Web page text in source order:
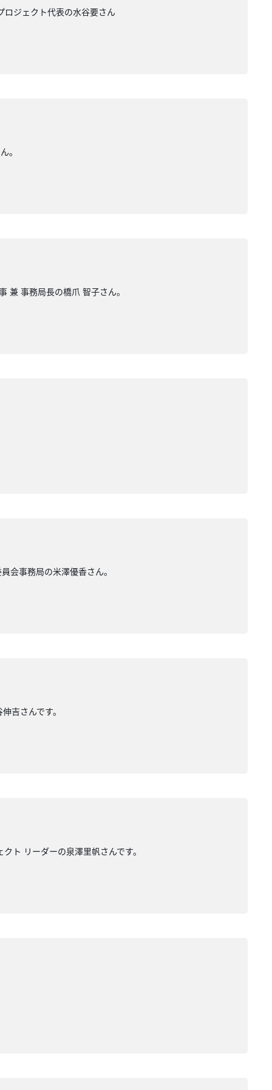
ジェクト代表の水谷要さん
。
兼 事務局長の橋爪 智子さん。
会事務局の米澤優香さん。
吉さんです。
ト リーダーの泉澤里帆さんです。